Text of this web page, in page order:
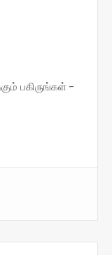
பகிருங்கள் -